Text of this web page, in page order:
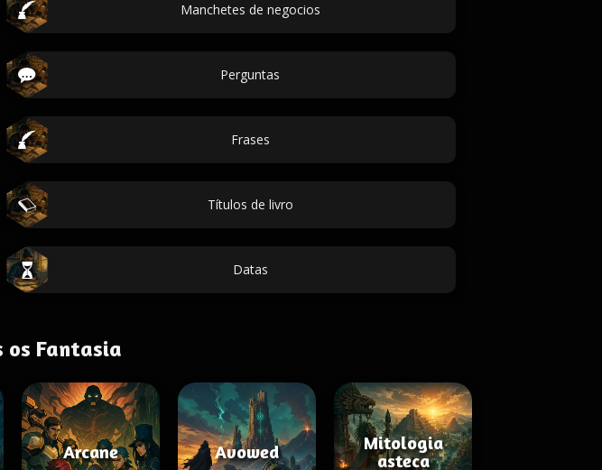
Manchetes de negocios
Perguntas
Frases
Títulos de livro
Datas
os Fantasia
Arcane Avowed
Mitologia
asteca